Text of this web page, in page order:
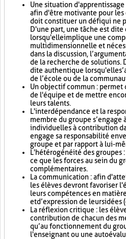
Une situation
afin d'être motivante pour les
doit constituer un défi qui ne
D'une part, une tâche est dite
lorsqu'elle implique une
multidimensionnelle et
dans la discussion,
de la recherche de solutions.
dite authentique lorsqu'elle
de l’école ou de la
Un objectif commun : permet
de l'équipe et de mettre en
leurs talents.
L'interdépendance et la
membre du groupe s’engage
individuelles à contribution
engage sa responsabilité
groupe et par rapport à lui-
L'hétérogénéité des groupes
ce que les forces au sein du
complémentaires.
La communication : afin
les élèves devront favoriser
leurs compétences en
et d’expression de leurs idées
La réflexion critique : les
contribution de chacun des
qu’au fonctionnement du
l'enseignant ou une